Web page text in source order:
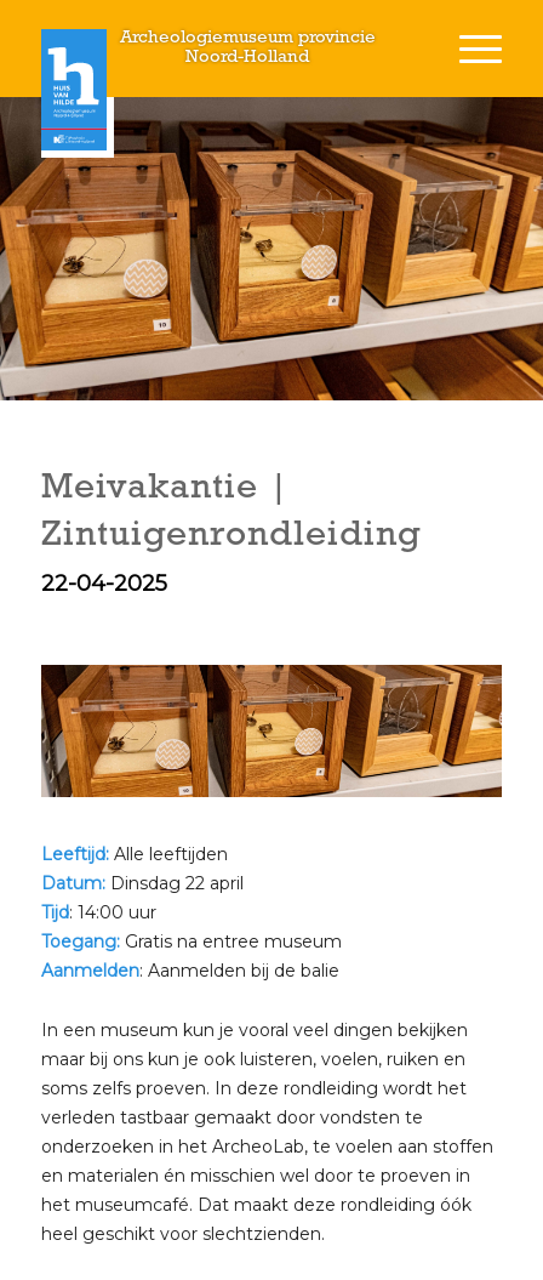
Archeologiemuseum provincie
Noord-Holland
Meivakantie |
Zintuigenrondleiding
22-04-2025
Leeftijd: Alle leeftijden
Datum: Dinsdag 22 april
Tijd: 14:00 uur
Toegang: Gratis na entree museum
Aanmelden: Aanmelden bij de balie
In een museum kun je vooral veel dingen bekijken
maar bij ons kun je ook luisteren, voelen, ruiken en
soms zelfs proeven. In deze rondleiding wordt het
verleden tastbaar gemaakt door vondsten te
onderzoeken in het ArcheoLab, te voelen aan stoffen
en materialen én misschien wel door te proeven in
het museumcafé. Dat maakt deze rondleiding óók
heel geschikt voor slechtzienden.